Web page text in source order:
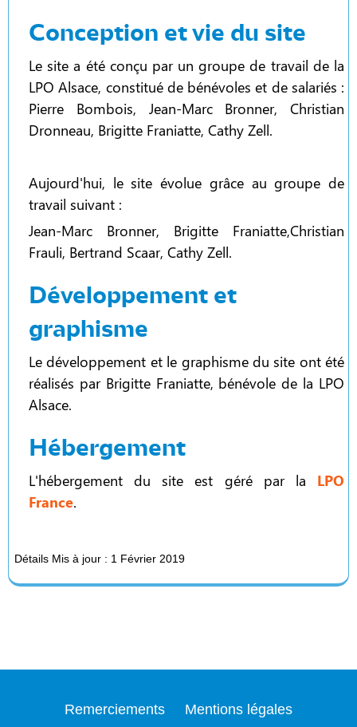
Conception et vie du site
Le site a été conçu par un groupe de travail de la
LPO Alsace, constitué de bénévoles et de salariés :
Pierre Bombois, Jean-Marc Bronner, Christian
Dronneau, Brigitte Franiatte, Cathy Zell.
Aujourd'hui, le site évolue grâce au groupe de
travail suivant :
Jean-Marc Bronner, Brigitte Franiatte,Christian
Frauli, Bertrand Scaar, Cathy Zell.
Développement et
graphisme
Le développement et le graphisme du site ont été
réalisés par Brigitte Franiatte, bénévole de la LPO
Alsace.
Hébergement
L'hébergement du site est géré par la LPO
France.
Détails Mis à jour : 1 Février 2019
Remerciements Mentions légales